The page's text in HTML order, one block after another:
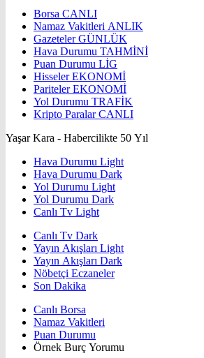
Borsa CANLI
Namaz Vakitleri ANLIK
GazetelerGÜNLÜK
Hava Durumu TAHMİNİ
Puan Durumu LİG
HisselerEKONOMİ
ParitelerEKONOMİ
Yol Durumu TRAFİK
Kripto ParalarCANLI
Yaşar Kara - Habercilikte 50 Yıl
Hava Durumu Light
Hava Durumu Dark
Yol Durumu Light
Yol Durumu Dark
Canlı Tv Light
Canlı Tv Dark
Yayın Akışları Light
Yayın Akışları Dark
Nöbetçi Eczaneler
Son Dakika
Canlı Borsa
Namaz Vakitleri
Puan Durumu
Örnek Burç Yorumu